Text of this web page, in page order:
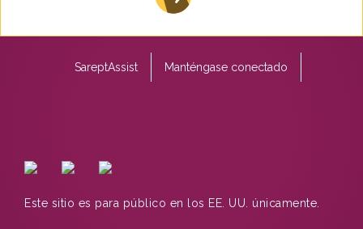
Política de privacidad
SareptAssist Manténgase conectado
Este sitio es para público en los EE. UU. únicamente.